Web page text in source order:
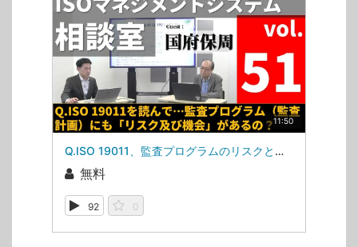
11:50
Q.ISO 19011、監査プログラムのリスクと機会の「機会」（ISOマネジメントシステム相談室・第51回）
無料
92 0